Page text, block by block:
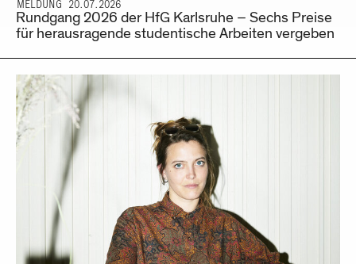
MELDUNG 20.07.2026
Rundgang 2026 der HfG Karlsruhe – Sechs Preise
für herausragende studentische Arbeiten vergeben